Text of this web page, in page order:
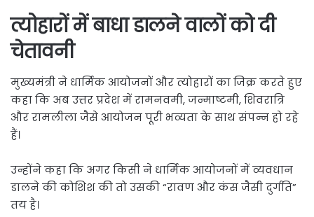
त्योहारों में बाधा डालने वालों को दी
चेतावनी
मुख्यमंत्री ने धार्मिक आयोजनों और त्योहारों का जिक्र करते हुए
कहा कि अब उत्तर प्रदेश में रामनवमी, जन्माष्टमी, शिवरात्रि
और रामलीला जैसे आयोजन पूरी भव्यता के साथ संपन्न हो रहे
हैं।
उन्होंने कहा कि अगर किसी ने धार्मिक आयोजनों में व्यवधान
डालने की कोशिश की तो उसकी “रावण और कंस जैसी दुर्गति”
तय है।